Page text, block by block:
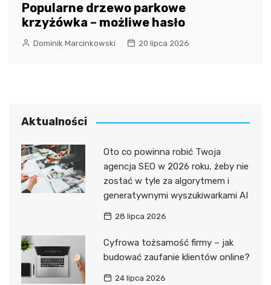
Popularne drzewo parkowe
krzyżówka – możliwe hasło
Dominik Marcinkowski 20 lipca 2026
Aktualności
Oto co powinna robić Twoja
agencja SEO w 2026 roku, żeby nie
zostać w tyle za algorytmem i
generatywnymi wyszukiwarkami AI
28 lipca 2026
Cyfrowa tożsamość firmy – jak
budować zaufanie klientów online?
24 lipca 2026